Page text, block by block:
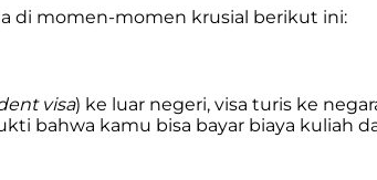
di momen-momen krusial berikut ini:
visa) ke luar negeri, visa turis ke
bahwa kamu bisa bayar biaya kuliah